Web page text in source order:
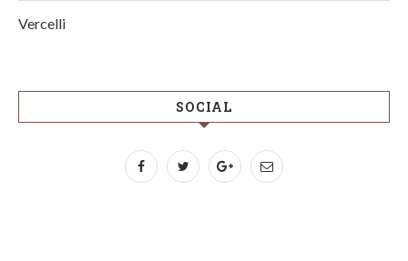
Vercelli
SOCIAL